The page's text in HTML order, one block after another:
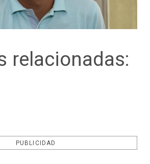
relacionadas:
PUBLICIDAD